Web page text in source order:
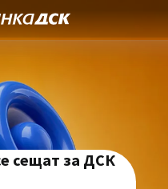
сещат за ДСК